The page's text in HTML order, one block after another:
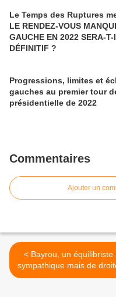
Le Temps des Ruptures
LE RENDEZ-VOUS
GAUCHE EN 2022 SERA-T-
DÉFINITIF ?
Progressions, limites et
gauches au premier tour
présidentielle de 2022
Commentaires
Ajouter un
< Bayrou, un équilibriste
sympathique mais de